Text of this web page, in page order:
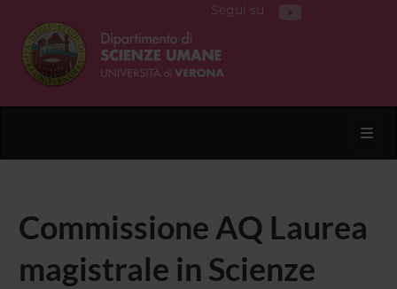
Segui su
Commissione AQ Laurea
magistrale in Scienze